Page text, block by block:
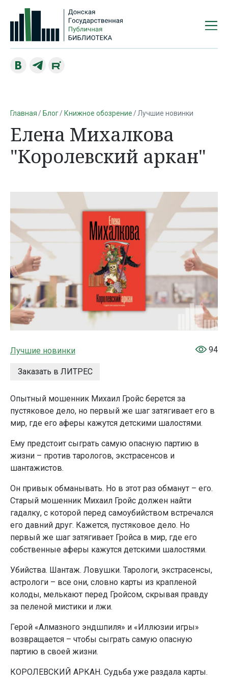
Главная Блог Книжное обозрение Лучшие новинки
Елена Михалкова
"Королевский аркан"
Лучшие новинки
Заказать в ЛИТРЕС
94
Опытный мошенник Михаил Гройс берется за
пустяковое дело, но первый же шаг затягивает его в
мир, где его аферы кажутся детскими шалостями.
Ему предстоит сыграть самую опасную партию в
жизни – против тарологов, экстрасенсов и
шантажистов.
Он привык обманывать. Но в этот раз обманут – его.
Старый мошенник Михаил Гройс должен найти
гадалку, с которой перед самоубийством встречался
его давний друг. Кажется, пустяковое дело. Но
первый же шаг затягивает Гройса в мир, где его
собственные аферы кажутся детскими шалостями.
Убийства. Шантаж. Ловушки. Тарологи, экстрасенсы,
астрологи – все они, словно карты из крапленой
колоды, мелькают перед Гройсом, скрывая правду
за пеленой мистики и лжи.
Герой «Алмазного эндшпиля» и «Иллюзии игры»
возвращается – чтобы сыграть самую опасную
партию в своей жизни.
КОРОЛЕВСКИЙ АРКАН. Судьба уже раздала карты.